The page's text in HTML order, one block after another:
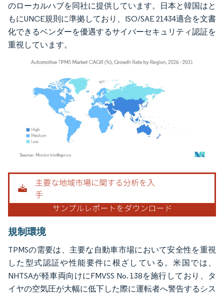
のローカルハブを同社に提供しています。日本と韓国はと
もにUNCE規則に準拠しており、ISO/SAE 21434適合を文書
化できるベンダーを優遇するサイバーセキュリティ認証を
重視しています。
画像 © Mordor Intelligence。再利用にはCC BY 4.0の表示が必要です。
規制環境
TPMSの需要は、主要な自動車市場において安全性を重視
した型式認証や性能要件に根ざしている。米国では、
NHTSAが軽車両向けにFMVSS No. 138を施行しており、タ
イヤの空気圧が大幅に低下した際に運転者へ警告するシス